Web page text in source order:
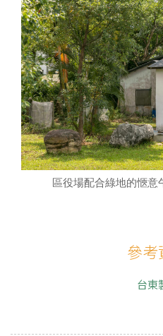
區役場配合綠地的愜意
參考
台東